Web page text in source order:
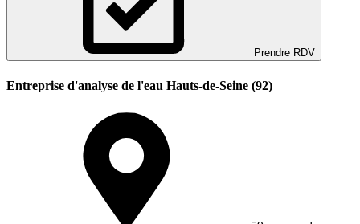
Prendre RDV
Entreprise d'analyse de l'eau Hauts-de-Seine (92)